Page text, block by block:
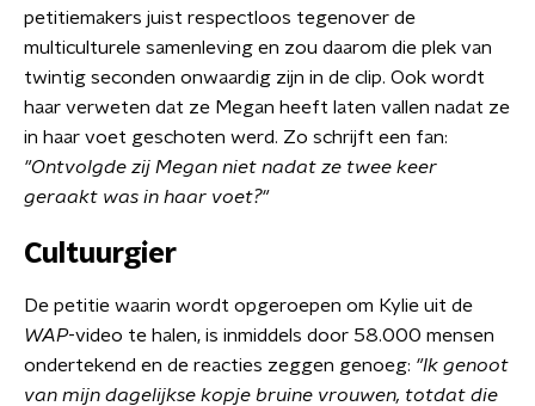
petitiemakers juist respectloos tegenover de
multiculturele samenleving en zou daarom die plek van
twintig seconden onwaardig zijn in de clip. Ook wordt
haar verweten dat ze Megan heeft laten vallen nadat ze
in haar voet geschoten werd. Zo schrijft een fan:
"Ontvolgde zij Megan niet nadat ze twee keer
geraakt was in haar voet?"
Cultuurgier
De petitie waarin wordt opgeroepen om Kylie uit de
WAP-video te halen, is inmiddels door 58.000 mensen
ondertekend en de reacties zeggen genoeg: "Ik genoot
van mijn dagelijkse kopje bruine vrouwen, totdat die